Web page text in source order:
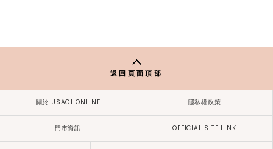
返回頁面頂部
關於 USAGI ONLINE 隱私權政策
門市資訊 OFFICIAL SITE LINK